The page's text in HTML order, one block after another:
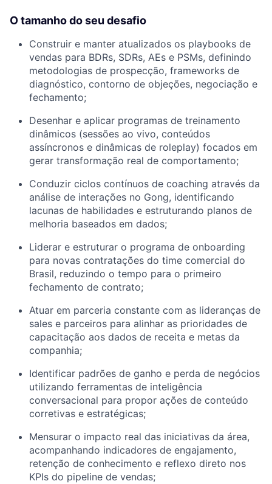
O tamanho do seu desafio
Construir e manter atualizados os playbooks de
vendas para BDRs, SDRs, AEs e PSMs, definindo
metodologias de prospecção, frameworks de
diagnóstico, contorno de objeções, negociação e
fechamento;
Desenhar e aplicar programas de treinamento
dinâmicos (sessões ao vivo, conteúdos
assíncronos e dinâmicas de roleplay) focados em
gerar transformação real de comportamento;
Conduzir ciclos contínuos de coaching através da
análise de interações no Gong, identificando
lacunas de habilidades e estruturando planos de
melhoria baseados em dados;
Liderar e estruturar o programa de onboarding
para novas contratações do time comercial do
Brasil, reduzindo o tempo para o primeiro
fechamento de contrato;
Atuar em parceria constante com as lideranças de
sales e parceiros para alinhar as prioridades de
capacitação aos dados de receita e metas da
companhia;
Identificar padrões de ganho e perda de negócios
utilizando ferramentas de inteligência
conversacional para propor ações de conteúdo
corretivas e estratégicas;
Mensurar o impacto real das iniciativas da área,
acompanhando indicadores de engajamento,
retenção de conhecimento e reflexo direto nos
KPIs do pipeline de vendas;